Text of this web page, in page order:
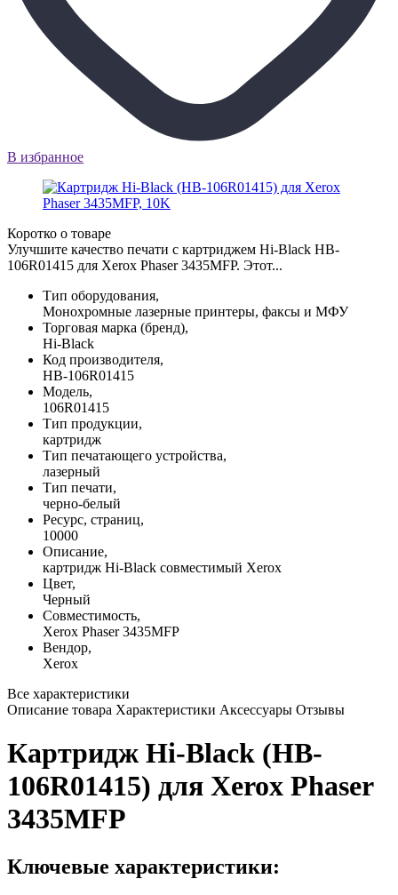
В избранное
Коротко о товаре
Улучшите качество печати с картриджем Hi-Black HB-
106R01415 для Xerox Phaser 3435MFP. Этот...
Тип оборудования,
Монохромные лазерные принтеры, факсы и МФУ
Торговая марка (бренд),
Hi-Black
Код производителя,
HB-106R01415
Модель,
106R01415
Тип продукции,
картридж
Тип печатающего устройства,
лазерный
Тип печати,
черно-белый
Ресурс, страниц,
10000
Описание,
картридж Hi-Black совместимый Xerox
Цвет,
Черный
Совместимость,
Xerox Phaser 3435MFP
Вендор,
Xerox
Все характеристики
Описание товара Характеристики Аксессуары Отзывы
Картридж Hi-Black (HB-
106R01415) для Xerox Phaser
3435MFP
Ключевые характеристики: